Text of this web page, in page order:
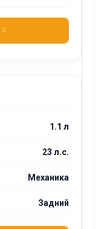
1.1 л
23 л.с.
Механика
Задний